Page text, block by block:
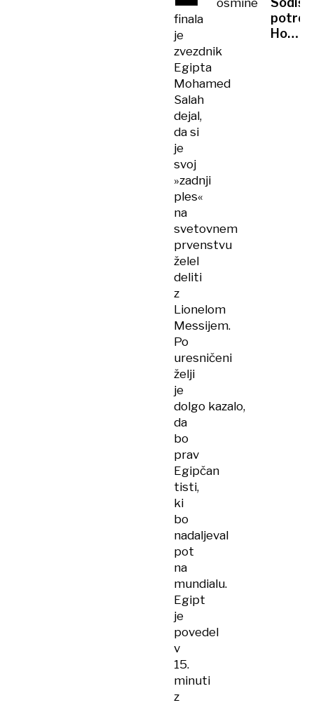
osmine
finala
je
zvezdnik
Egipta
Mohamed
Salah
dejal,
da si
je
svoj
»zadnji
ples«
na
svetovnem
prvenstvu
želel
deliti
z
Lionelom
Messijem.
Po
uresničeni
želji
je
dolgo kazalo,
da
bo
prav
Egipčan
tisti,
ki
bo
nadaljeval
pot
na
mundialu.
Egipt
je
povedel
v
15.
minuti
z
ne
bom
rešili
Hojs